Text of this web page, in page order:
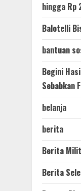
hingga Rp
Balotelli
bantuan
Begini
Sebabkan
belanja
berita
Berita
Berita